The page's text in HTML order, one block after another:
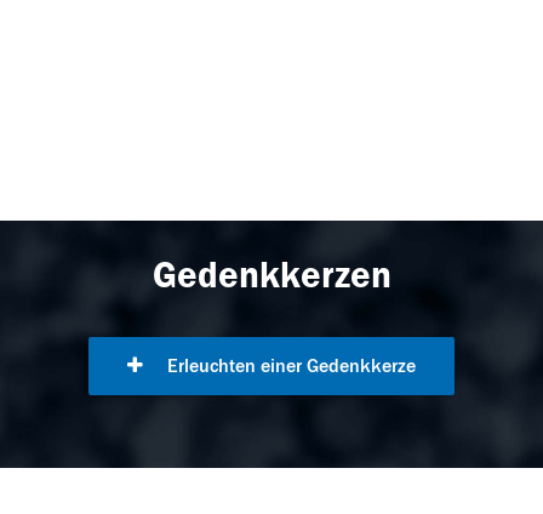
Gedenkkerzen
Erleuchten einer Gedenkkerze